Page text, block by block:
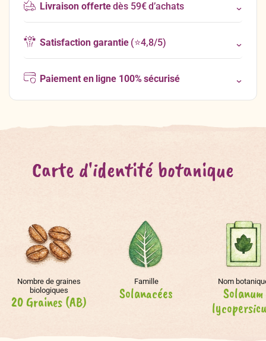
Livraison offertedès 59€ d’achats
Satisfaction garantie(⭐4,8/5)
Paiement en ligne 100% sécurisé
Carte d'identité botanique
Nombre de graines
biologiques
20 Graines (AB)
Famille
Solanacées
Nom
Solanum